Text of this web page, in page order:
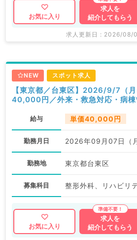
お気に入り
求人を
紹介してもらう
求人更新日 : 2026/08/
NEW スポット求人
【東京都／台東区】2026/9/7（
40,000円／外来・救急対応・病
給与 単価40,000円
勤務月日 2026年09月07日（
勤務地 東京都台東区
募集科目 整形外科、リハビリ
お気に入り
求人を
紹介してもらう